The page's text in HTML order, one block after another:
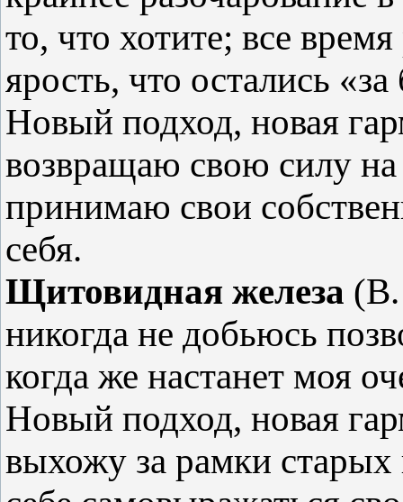
то, что хотите; все
ярость, что остались
Новый подход, новая
возвращаю свою силу
принимаю свои
себя.
Щитовидная железа
никогда не добьюсь
когда же настанет моя
Новый подход, новая
выхожу за рамки старых